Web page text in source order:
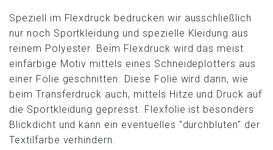
Speziell im Flexdruck bedrucken wir ausschließlich
nur noch Sportkleidung und spezielle Kleidung aus
reinem Polyester. Beim Flexdruck wird das meist
einfarbige Motiv mittels eines Schneideplotters aus
einer Folie geschnitten. Diese Folie wird dann, wie
beim Transferdruck auch, mittels Hitze und Druck auf
die Sportkleidung gepresst. Flexfolie ist besonders
Blickdicht und kann ein eventuelles "durchbluten" der
Textilfarbe verhindern.